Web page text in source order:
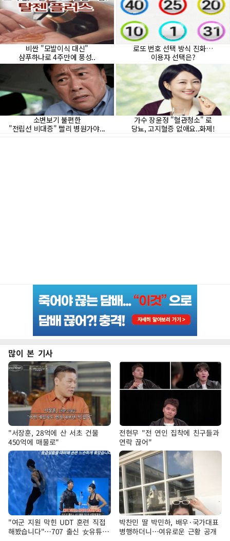
많이 본 기사
"서장훈, 28억에 산 서초 건물
450억에 매물로"
전현무 "전 연인 집착에 친구들과
연락 끊어"
"여군 지원 막힌 UDT 훈련 직접
해봤습니다"…707 출신 女유튜버
박찬민 딸 박민하, 배우·국가대표
병행하더니…여유로운 근황 공개